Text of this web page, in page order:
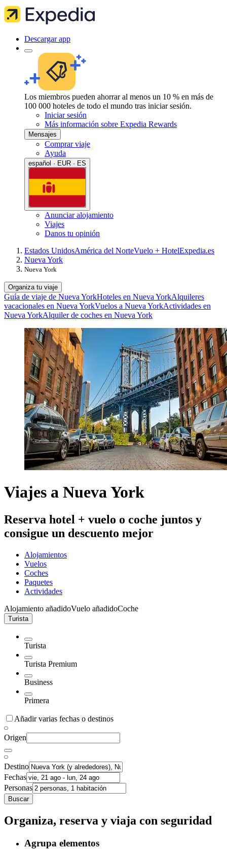
Descargar app
Los miembros pueden ahorrar al menos un 10 % en más de
100 000 hoteles de todo el mundo tras iniciar sesión.
Iniciar sesión
Más información sobre Expedia Rewards
Mensajes
Comprar viaje
Ayuda
español · EUR · ES
Anunciar alojamiento
Viajes
Danos tu opinión
Estados UnidosAmérica del NorteVuelo + HotelExpedia.es
Nueva York
Nueva York
Organiza tu viaje
Guía de viaje de Nueva YorkHoteles en Nueva YorkAlquileres
vacacionales en Nueva YorkVuelos a Nueva YorkActividades en
Nueva YorkAlquiler de coches en Nueva York
Viajes a Nueva York
Reserva hotel + vuelo o coche juntos y
consigue un descuento mejor
Alojamientos
Vuelos
Coches
Paquetes
Actividades
Alojamiento añadidoVuelo añadidoCoche
Turista
Turista
Turista Premium
Business
Primera
Añadir varias fechas o destinos
Origen
Destino
Fechas
Personas
Buscar
Organiza, reserva y viaja con seguridad
Agrupa elementos